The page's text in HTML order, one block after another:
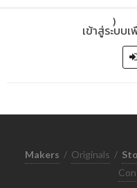
)
เข้าสู่ระบบ
Makers / Originals /